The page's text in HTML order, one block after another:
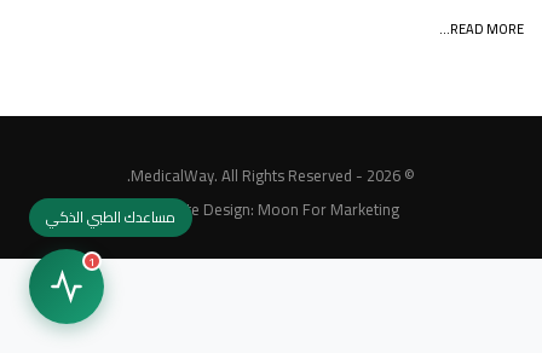
READ MORE...
© 2026 - MedicalWay. All Rights Reserved.
Website Design: Moon For Marketing مساعدك الطبي الذكي
1